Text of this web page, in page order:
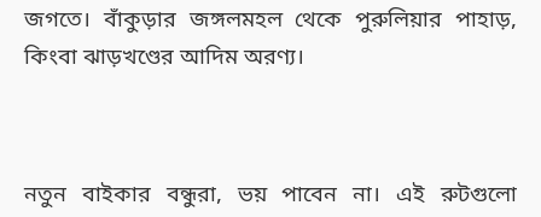
জগতে। বাঁকুড়ার জঙ্গলমহল থেকে পুরুলিয়ার পাহাড়,
কিংবা ঝাড়খণ্ডের আদিম অরণ্য।
নতুন বাইকার বন্ধুরা, ভয় পাবেন না। এই রুটগুলো